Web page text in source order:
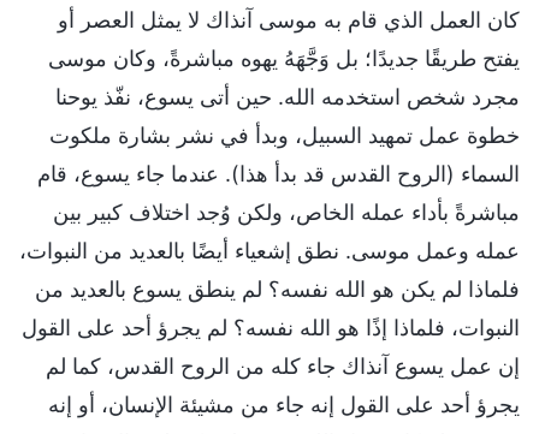
كان العمل الذي قام به موسى آنذاك لا يمثل العصر أو
يفتح طريقًا جديدًا؛ بل وَجَّهَهُ يهوه مباشرةً، وكان موسى
مجرد شخص استخدمه الله. حين أتى يسوع، نفّذ يوحنا
خطوة عمل تمهيد السبيل، وبدأ في نشر بشارة ملكوت
السماء (الروح القدس قد بدأ هذا). عندما جاء يسوع، قام
مباشرةً بأداء عمله الخاص، ولكن وُجد اختلاف كبير بين
عمله وعمل موسى. نطق إشعياء أيضًا بالعديد من النبوات،
فلماذا لم يكن هو الله نفسه؟ لم ينطق يسوع بالعديد من
النبوات، فلماذا إذًا هو الله نفسه؟ لم يجرؤ أحد على القول
إن عمل يسوع آنذاك جاء كله من الروح القدس، كما لم
يجرؤ أحد على القول إنه جاء من مشيئة الإنسان، أو إنه